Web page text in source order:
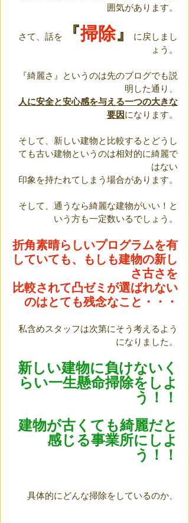
囲気があります。
さて、話を 『掃除』
に戻しまし
ょう。
『綺麗さ』というのは先のブログでも説
明した通り、
人に安全と安心感を与える一つの大きな
要因になります。
そして、新しい建物と比較するとどうし
ても古い建物というのは相対的に綺麗で
はない
印象を持たれてしまう場合があります。
そして、通うなら綺麗な建物がいい！と
いう方も一定数いるでしょう。
折角素晴らしいプログラムを有
していても、もしも建物の新し
さ古さを
比較されて凸ゼミが選ばれない
のはとても残念なこと・・・
私含めスタッフは次第にそう考えるよう
になりました。
新しい建物に負けないく
らい一生懸命掃除をしよ
う！！
建物が古くても綺麗だと
感じる事業所にしよ
う！！
具体的にどんな掃除をしているのか、